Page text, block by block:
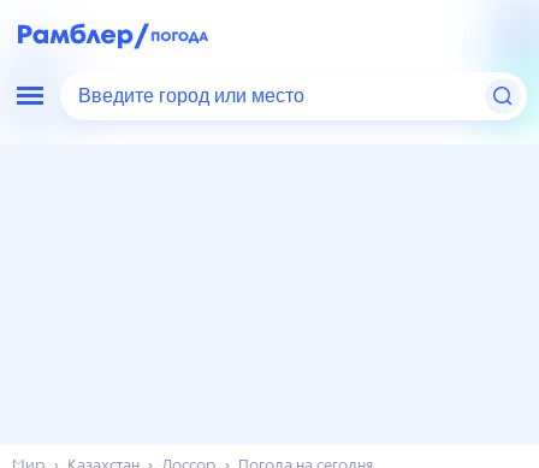
Введите город или место